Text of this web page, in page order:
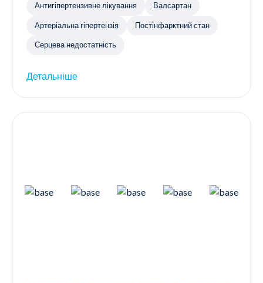
Антигіпертензивне лікування Валсартан
Артеріальна гіпертензія Постінфарктний стан
Серцева недостатність
Детальніше